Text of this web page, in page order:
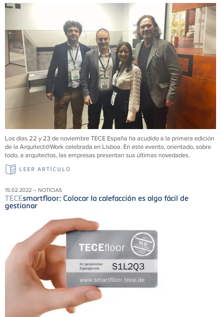
Los días 22 y 23 de noviembreTECE España ha acudido a la primera edición
de la Arquitect@Work celebrada en Lisboa. En este evento, orientado, sobre
todo, a arquitectos, las empresas presentan sus últimas novedades.
LEER ARTÍCULO
15.02.2022 – NOTICIAS
TECEsmartfloor: Colocar la calefacción es algo fácil de
gestionar